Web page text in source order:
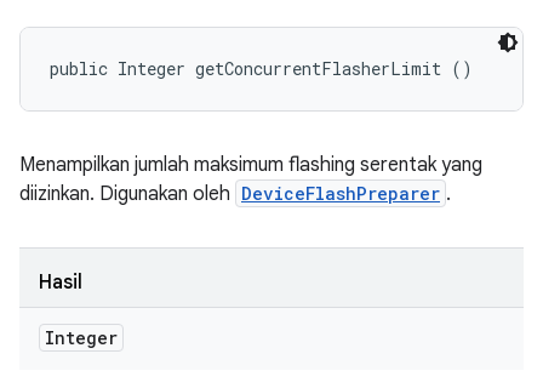
public Integer getConcurrentFlasherLimit ()
Menampilkan jumlah maksimum flashing serentak yang
diizinkan. Digunakan oleh DeviceFlashPreparer .
Hasil
Integer